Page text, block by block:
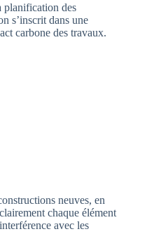
planification des
s’inscrit dans une
carbone des travaux.
neuves, en
chaque élément
avec les